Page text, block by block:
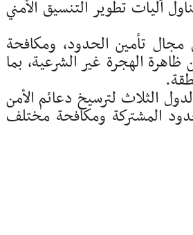
آليات تطوير التنسيق الأمني
مجال تأمين الحدود، ومكافحة
الهجرة غير الشرعية، بما
الثلاث لترسيخ دعائم الأمن
المشتركة ومكافحة مختلف